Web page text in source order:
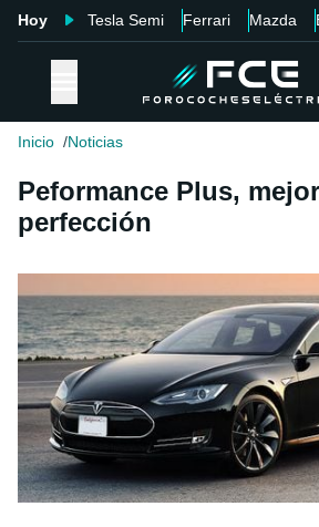
Hoy Tesla Semi Ferrari Mazda
Inicio Noticias
Peformance Plus,
perfección